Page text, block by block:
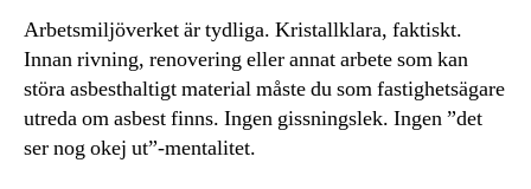
Arbetsmiljöverket är tydliga. Kristallklara, faktiskt.
Innan rivning, renovering eller annat arbete som kan
störa asbesthaltigt material måste du som fastighetsägare
utreda om asbest finns. Ingen gissningslek. Ingen ”det
ser nog okej ut”-mentalitet.